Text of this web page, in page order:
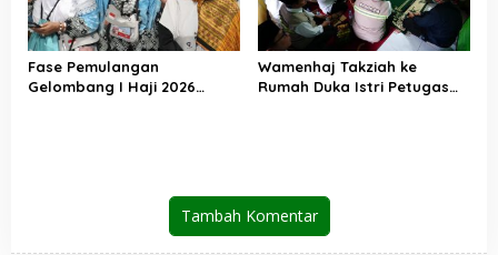
Fase Pemulangan
Gelombang I Haji 2026
Wamenhaj Takziah ke
Rumah Duka Istri Petugas
Tambah Komentar